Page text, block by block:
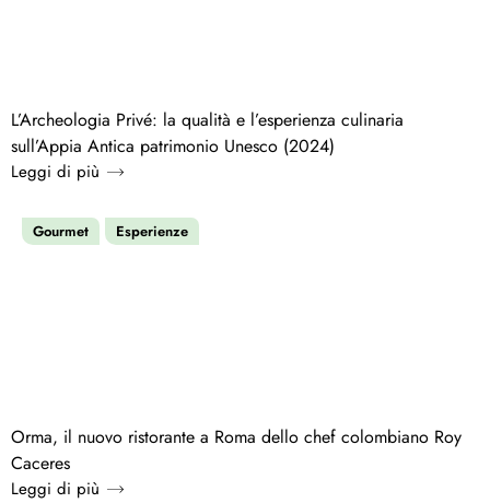
L’Archeologia Privé: la qualità e l’esperienza culinaria
sull’Appia Antica patrimonio Unesco (2024)
Leggi di più
Gourmet Esperienze
Orma, il nuovo ristorante a Roma dello chef colombiano Roy
Caceres
Leggi di più